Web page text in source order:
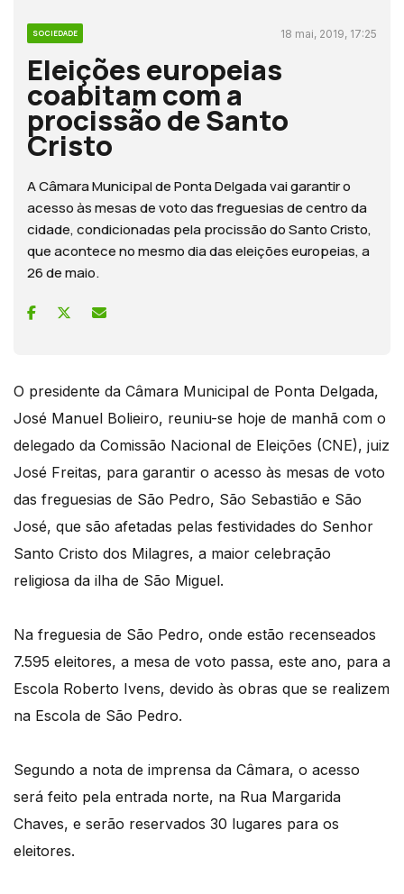
SOCIEDADE 18 mai, 2019, 17:25
Eleições europeias
coabitam com a
procissão de Santo
Cristo
A Câmara Municipal de Ponta Delgada vai garantir o
acesso às mesas de voto das freguesias de centro da
cidade, condicionadas pela procissão do Santo Cristo,
que acontece no mesmo dia das eleições europeias, a
26 de maio.
O presidente da Câmara Municipal de Ponta Delgada,
José Manuel Bolieiro, reuniu-se hoje de manhã com o
delegado da Comissão Nacional de Eleições (CNE), juiz
José Freitas, para garantir o acesso às mesas de voto
das freguesias de São Pedro, São Sebastião e São
José, que são afetadas pelas festividades do Senhor
Santo Cristo dos Milagres, a maior celebração
religiosa da ilha de São Miguel.
Na freguesia de São Pedro, onde estão recenseados
7.595 eleitores, a mesa de voto passa, este ano, para a
Escola Roberto Ivens, devido às obras que se realizem
na Escola de São Pedro.
Segundo a nota de imprensa da Câmara, o acesso
será feito pela entrada norte, na Rua Margarida
Chaves, e serão reservados 30 lugares para os
eleitores.